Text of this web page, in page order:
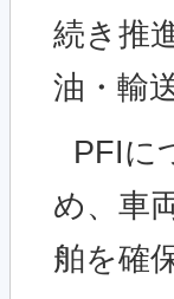
続き推
油・輸
PFIに
め、車
舶を確